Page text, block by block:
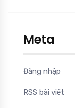
Meta
Đăng nhập
RSS bài viết